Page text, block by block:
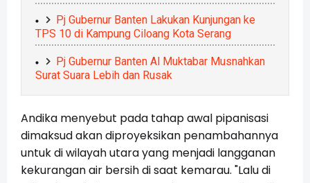
Pj Gubernur Banten Lakukan Kunjungan ke
TPS 10 di Kampung Ciloang Kota Serang
Pj Gubernur Banten Al Muktabar Musnahkan
Surat Suara Lebih dan Rusak
Andika menyebut pada tahap awal pipanisasi
dimaksud akan diproyeksikan penambahannya
untuk di wilayah utara yang menjadi langganan
kekurangan air bersih di saat kemarau. "Lalu di